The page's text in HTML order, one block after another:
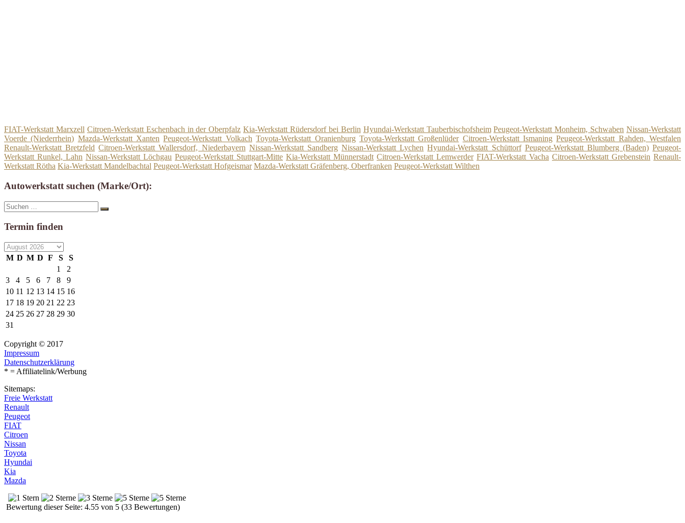
FIAT-Werkstatt Marxzell Citroen-Werkstatt Eschenbach in der Oberpfalz Kia-Werkstatt Rüdersdorf bei Berlin Hyundai-Werkstatt Tauberbischofsheim Peugeot-Werkstatt Monheim, Schwaben Nissan-Werkstatt
Voerde (Niederrhein) Mazda-Werkstatt Xanten Peugeot-Werkstatt Volkach Toyota-Werkstatt Oranienburg Toyota-Werkstatt Großenlüder Citroen-Werkstatt Ismaning Peugeot-Werkstatt Rahden, Westfalen
Renault-Werkstatt Bretzfeld Citroen-Werkstatt Wallersdorf, Niederbayern Nissan-Werkstatt Sandberg Nissan-Werkstatt Lychen Hyundai-Werkstatt Schüttorf Peugeot-Werkstatt Blumberg (Baden) Peugeot-
Werkstatt Runkel, Lahn Nissan-Werkstatt Löchgau Peugeot-Werkstatt Stuttgart-Mitte Kia-Werkstatt Münnerstadt Citroen-Werkstatt Lemwerder FIAT-Werkstatt Vacha Citroen-Werkstatt Grebenstein Renault-
Werkstatt Rötha Kia-Werkstatt Mandelbachtal Peugeot-Werkstatt Hofgeismar Mazda-Werkstatt Gräfenberg, Oberfranken Peugeot-Werkstatt Wilthen
Autowerkstatt suchen (Marke/Ort):
Suche
nach:
Suchen
Termin finden
M D M D F S
S
1
2
3
4 5 6 7 8
9
10 11 12 13 14 15 16
17 18 19 20 21 22 23
24 25 26 27 28 29 30
31
Copyright © 2017
Impressum
Datenschutzerklärung
* = Affiliatelink/Werbung
Sitemaps:
Freie Werkstatt
Renault
Peugeot
FIAT
Citroen
Nissan
Toyota
Hyundai
Kia
Mazda
Bewertung dieser Seite: 4.55 von 5 (33 Bewertungen)